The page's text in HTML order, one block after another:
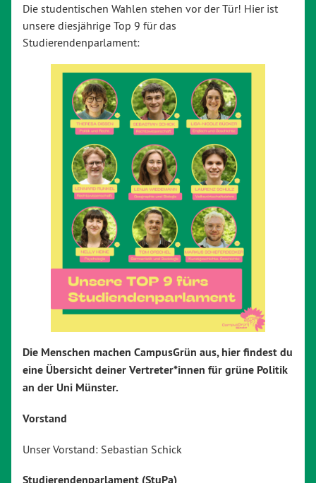
Die studentischen Wahlen stehen vor der Tür! Hier ist
unsere diesjährige Top 9 für das
Studierendenparlament:
Die Menschen machen CampusGrün aus, hier findest du
eine Übersicht deiner Vertreter*innen für grüne Politik
an der Uni Münster.
Vorstand
Unser Vorstand: Sebastian Schick
Studierendenparlament (StuPa)